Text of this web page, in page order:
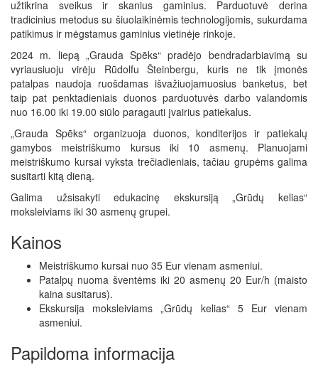
užtikrina sveikus ir skanius gaminius. Parduotuvė derina
tradicinius metodus su šiuolaikinėmis technologijomis, sukurdama
patikimus ir mėgstamus gaminius vietinėje rinkoje.
2024 m. liepą „Grauda Spēks“ pradėjo bendradarbiavimą su
vyriausiuoju virėju Rūdolfu Šteinbergu, kuris ne tik įmonės
patalpas naudoja ruošdamas išvažiuojamuosius banketus, bet
taip pat penktadieniais duonos parduotuvės darbo valandomis
nuo 16.00 iki 19.00 siūlo paragauti įvairius patiekalus.
„Grauda Spēks“ organizuoja duonos, konditerijos ir patiekalų
gamybos meistriškumo kursus iki 10 asmenų. Planuojami
meistriškumo kursai vyksta trečiadieniais, tačiau grupėms galima
susitarti kitą dieną.
Galima užsisakyti edukacinę ekskursiją „Grūdų kelias“
moksleiviams iki 30 asmenų grupei.
Kainos
Meistriškumo kursai nuo 35 Eur vienam asmeniui.
Patalpų nuoma šventėms iki 20 asmenų 20 Eur/h (maisto
kaina susitarus).
Ekskursija moksleiviams „Grūdų kelias“ 5 Eur vienam
asmeniui.
Papildoma informacija